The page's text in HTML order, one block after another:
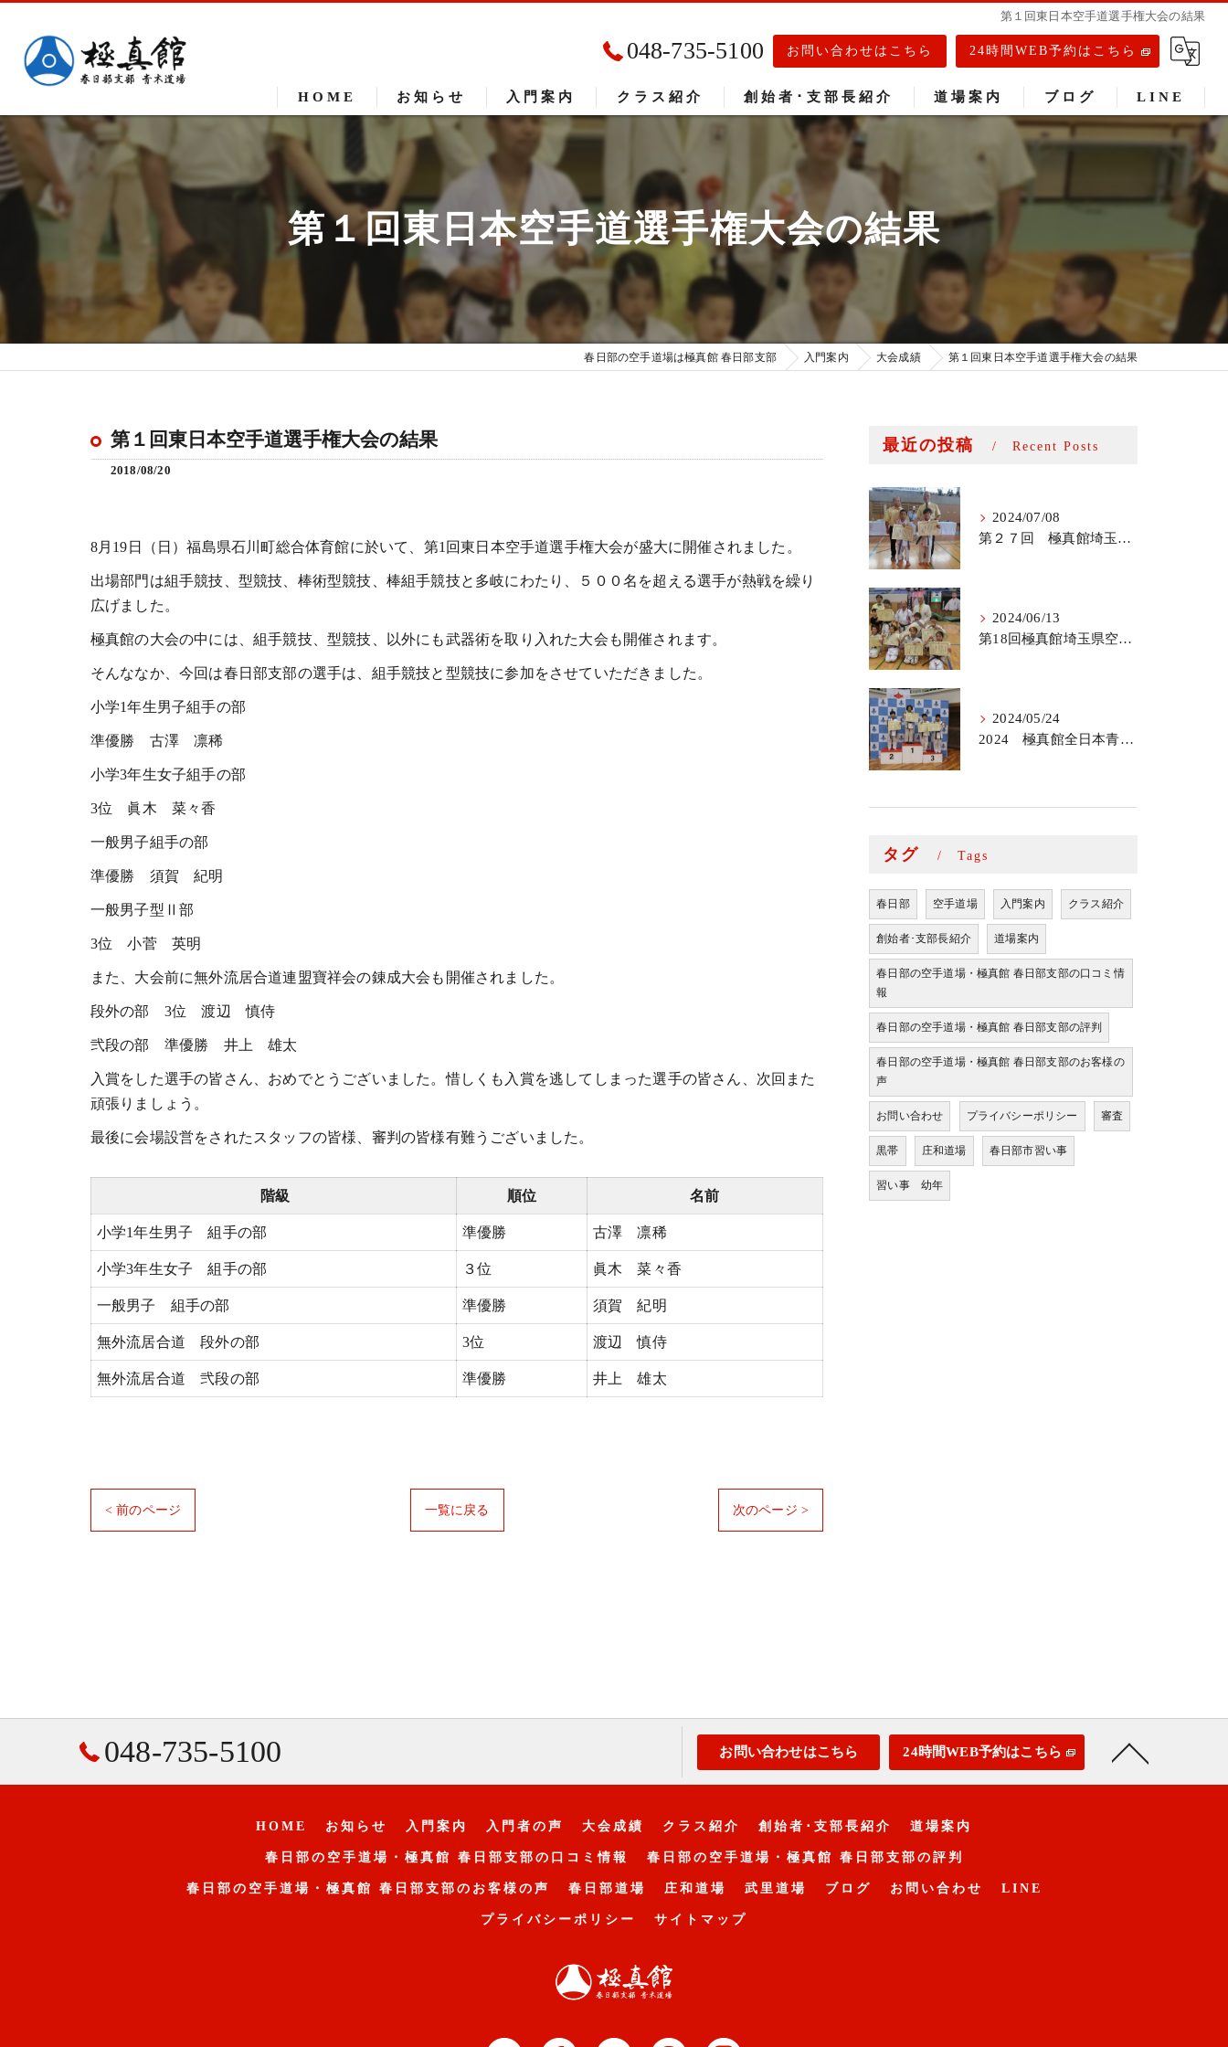
第１回東日本空手道選手権大会の結果
048-735-5100 お問い合わせはこちら 24時間WEB予約はこちら
HOME お知らせ 入門案内
入門者の声
クラス紹介 創始者･支部長紹介 道場案内
春日部道場
武里道場
ブログ LINE
第１回東日本空手道選手権大会の結果
春日部の空手道場は極真館 春日部支部 入門案内 大会成績 第１回東日本空手道選手権大会の結果
第１回東日本空手道選手権大会の結果
2018/08/20
8月19日（日）福島県石川町総合体育館に於いて、第1回東日本空手道選手権大会が盛大に開催されました。
出場部門は組手競技、型競技、棒術型競技、棒組手競技と多岐にわたり、５００名を超える選手が熱戦を繰り
広げました。
極真館の大会の中には、組手競技、型競技、以外にも武器術を取り入れた大会も開催されます。
そんななか、今回は春日部支部の選手は、組手競技と型競技に参加をさせていただきました。
小学1年生男子組手の部
準優勝 古澤 凛稀
小学3年生女子組手の部
3位 眞木 菜々香
一般男子組手の部
準優勝 須賀 紀明
一般男子型Ⅱ部
3位 小菅 英明
また、大会前に無外流居合道連盟寶祥会の錬成大会も開催されました。
段外の部 3位 渡辺 慎侍
弐段の部 準優勝 井上 雄太
入賞をした選手の皆さん、おめでとうございました。惜しくも入賞を逃してしまった選手の皆さん、次回また
頑張りましょう。
最後に会場設営をされたスタッフの皆様、審判の皆様有難うございました。
階級 順位 名前
小学1年生男子 組手の部 準優勝 古澤 凛稀
小学3年生女子 組手の部 ３位 眞木 菜々香
一般男子 組手の部 準優勝 須賀 紀明
無外流居合道 段外の部 3位 渡辺 慎侍
無外流居合道 弐段の部 準優勝 井上 雄太
< 前のページ 一覧に戻る 次のページ >
最近の投稿 Recent Posts
2024/07/08
第２７回 極真館埼玉キューポラ杯
2024/06/13
第18回極真館埼玉県空手道選手権大会
2024/05/24
2024 極真館全日本青少年空手道選手権大会
タグ Tags
春日部 空手道場 入門案内 クラス紹介
創始者･支部長紹介 道場案内
春日部の空手道場・極真館 春日部支部の口コミ情
報
春日部の空手道場・極真館 春日部支部の評判
春日部の空手道場・極真館 春日部支部のお客様の
声
お問い合わせ プライバシーポリシー 審査
黒帯 庄和道場 春日部市習い事
習い事 幼年
048-735-5100 お問い合わせはこちら 24時間WEB予約はこちら
HOME お知らせ 入門案内 入門者の声 大会成績 クラス紹介 創始者･支部長紹介 道場案内
春日部の空手道場・極真館 春日部支部の口コミ情報 春日部の空手道場・極真館 春日部支部の評判
春日部の空手道場・極真館 春日部支部のお客様の声 春日部道場 庄和道場 武里道場 ブログ お問い合わせ LINE
プライバシーポリシー サイトマップ